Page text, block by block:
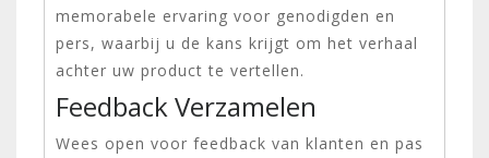
memorabele ervaring voor genodigden en
pers, waarbij u de kans krijgt om het verhaal
achter uw product te vertellen.
Feedback Verzamelen
Wees open voor feedback van klanten en pas